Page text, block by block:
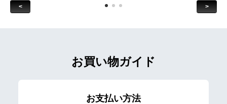
< >
お買い物ガイド
お支払い方法